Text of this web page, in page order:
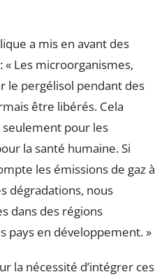
a mis en avant des
Les microorganismes,
le pergélisol pendant des
être libérés. Cela
pour les
la santé humaine. Si
les émissions de gaz à
dégradations, nous
dans des régions
pays en développement. »
la nécessité d’intégrer ces